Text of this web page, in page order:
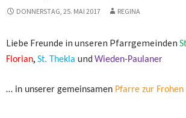
DONNERSTAG, 25. MAI 2017 REGINA
Liebe Freunde in unseren Pfarrgemeinden
Florian, St. Thekla und Wieden-Paulaner
… in unserer gemeinsamen Pfarre zur